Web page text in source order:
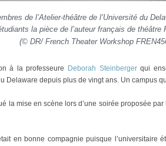
de l’Atelier-théâtre de l’Université du
la pièce de l’auteur français de théâtre
(© DR/ French Theater Workshop
à la professeure Deborah Steinbergerqui
Delaware depuis plus de vingt ans. Un campus
la mise en scène lors d’une soirée proposée
en bonne compagnie puisque l’universitaire